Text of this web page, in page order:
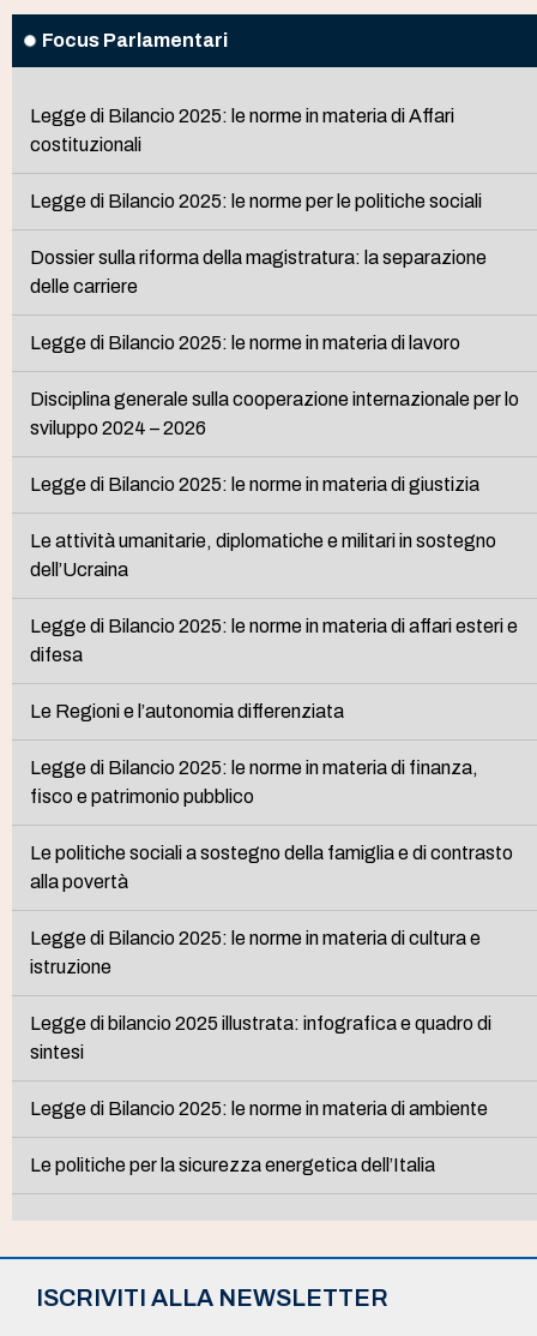
Focus Parlamentari
Legge di Bilancio 2025: le norme in materia di Affari
costituzionali
Legge di Bilancio 2025: le norme per le politiche sociali
Dossier sulla riforma della magistratura: la separazione
delle carriere
Legge di Bilancio 2025: le norme in materia di lavoro
Disciplina generale sulla cooperazione internazionale per lo
sviluppo 2024 – 2026
Legge di Bilancio 2025: le norme in materia di giustizia
Le attività umanitarie, diplomatiche e militari in sostegno
dell’Ucraina
Legge di Bilancio 2025: le norme in materia di affari esteri e
difesa
Le Regioni e l’autonomia differenziata
Legge di Bilancio 2025: le norme in materia di finanza,
fisco e patrimonio pubblico
Le politiche sociali a sostegno della famiglia e di contrasto
alla povertà
Legge di Bilancio 2025: le norme in materia di cultura e
istruzione
Legge di bilancio 2025 illustrata: infografica e quadro di
sintesi
Legge di Bilancio 2025: le norme in materia di ambiente
Le politiche per la sicurezza energetica dell’Italia
ISCRIVITI ALLA NEWSLETTER